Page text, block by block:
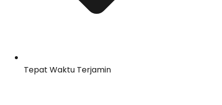
Tepat Waktu Terjamin